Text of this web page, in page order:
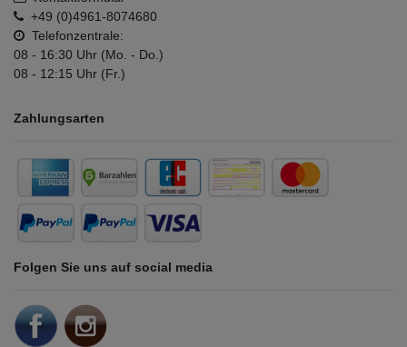
+49 (0)4961-8074680
Telefonzentrale:
08 - 16:30 Uhr (Mo. - Do.)
08 - 12:15 Uhr (Fr.)
Zahlungsarten
Folgen Sie uns auf social media